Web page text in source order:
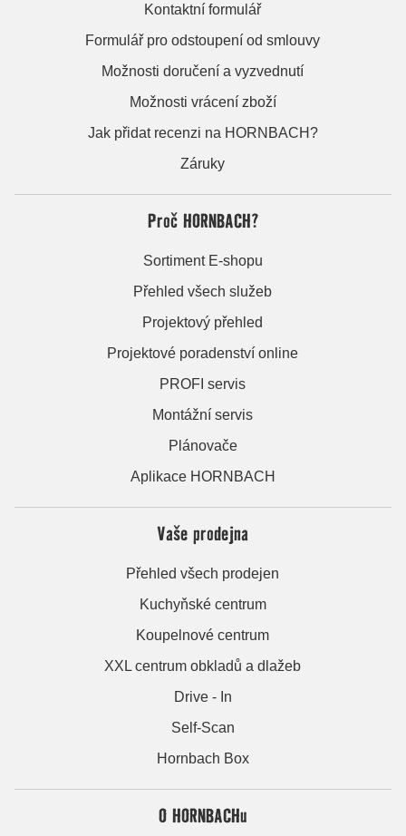
Kontaktní formulář
Formulář pro odstoupení od smlouvy
Možnosti doručení a vyzvednutí
Možnosti vrácení zboží
Jak přidat recenzi na HORNBACH?
Záruky
Proč HORNBACH?
Sortiment E-shopu
Přehled všech služeb
Projektový přehled
Projektové poradenství online
PROFI servis
Montážní servis
Plánovače
Aplikace HORNBACH
Vaše prodejna
Přehled všech prodejen
Kuchyňské centrum
Koupelnové centrum
XXL centrum obkladů a dlažeb
Drive - In
Self-Scan
Hornbach Box
O HORNBACHu